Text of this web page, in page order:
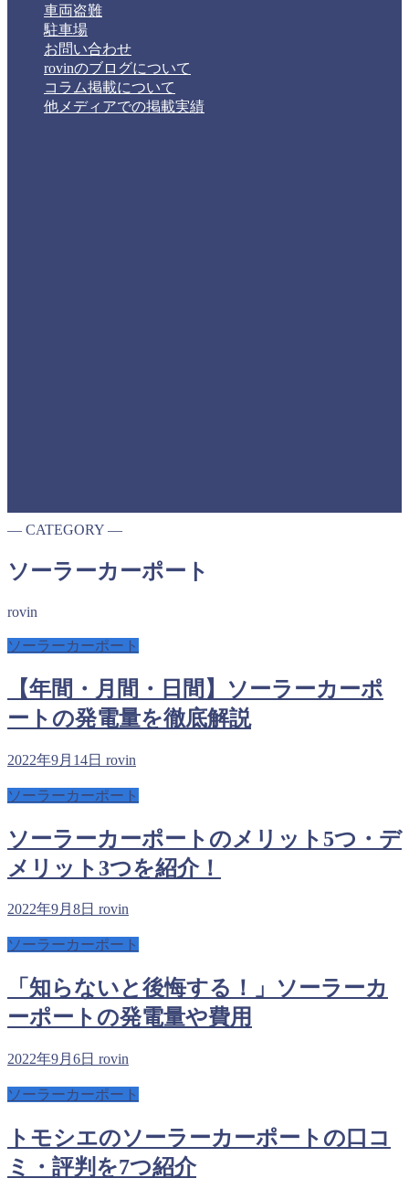
車両盗難
駐車場
お問い合わせ
rovinのブログについて
コラム掲載について
他メディアでの掲載実績
― CATEGORY ―
ソーラーカーポート
rovin
ソーラーカーポート
【年間・月間・日間】ソーラーカーポ
ートの発電量を徹底解説
2022年9月14日 rovin
ソーラーカーポート
ソーラーカーポートのメリット5つ・デ
メリット3つを紹介！
2022年9月8日 rovin
ソーラーカーポート
「知らないと後悔する！」ソーラーカ
ーポートの発電量や費用
2022年9月6日 rovin
ソーラーカーポート
トモシエのソーラーカーポートの口コ
ミ・評判を7つ紹介